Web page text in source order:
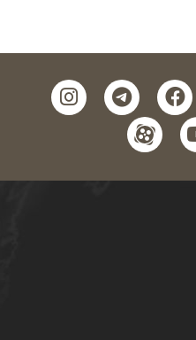
facebook
telegram
instagram
aparat